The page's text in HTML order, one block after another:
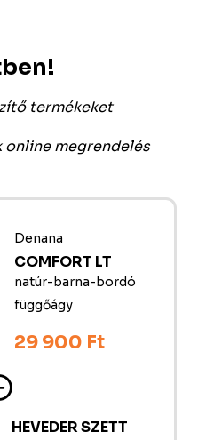
termékeket
online megrendelés
Denana
COMFORT LT
natúr-barna-bordó
függőágy
29 900 Ft
HEVEDER SZETT